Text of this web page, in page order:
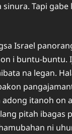
Tapi
Israel
i buntu-
na legan.
itanoh on
pitah
ni